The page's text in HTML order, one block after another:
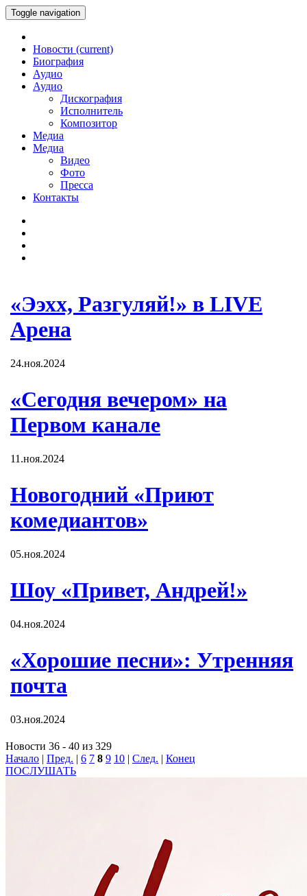
Toggle navigation
Новости (current)
Биография
Аудио
Аудио
Дискография
Исполнитель
Композитор
Медиа
Медиа
Видео
Фото
Пресса
Контакты
«Ээхх, Разгуляй!» в LIVE
Арена
24.ноя.2024
«Сегодня вечером» на
Первом канале
11.ноя.2024
Новогодний «Приют
комедиантов»
05.ноя.2024
Шоу «Привет, Андрей!»
04.ноя.2024
«Хорошие песни»: Утренняя
почта
03.ноя.2024
Новости 36 - 40 из 329
Начало | Пред. | 6 7 8 9 10 | След. | Конец
ПОСЛУШАТЬ